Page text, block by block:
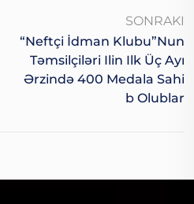
SONRAKI
“Neftçi İdman Klubu”nun
Təmsilçiləri Ilin Ilk Üç Ayı
Ərzində 400 Medala Sahi
B Olublar